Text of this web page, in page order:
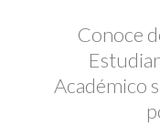
Conoce
Académico